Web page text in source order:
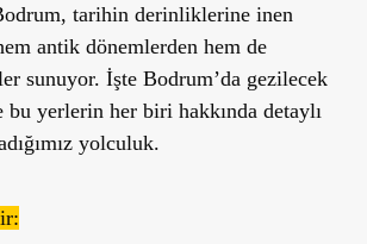
tarihin derinliklerine inen
antik dönemlerden hem de
sunuyor. İşte Bodrum’da gezilecek
yerlerin her biri hakkında detaylı
yolculuk.